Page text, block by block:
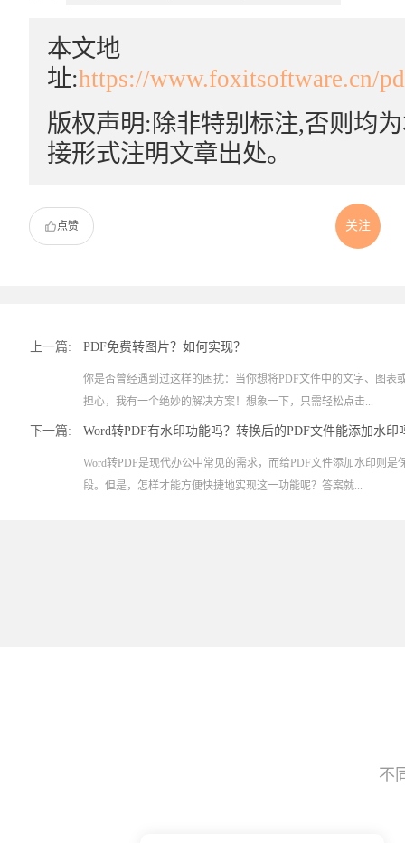
本文地
址:https://www.foxitsoftware.cn/
版权声明:除非特别标注,否则均
接形式注明文章出处。
点赞 关注
上一篇: PDF免费转图片？如何实现？
你是否曾经遇到过这样的困扰：当你想将PDF文件中的文字、图表
担心，我有一个绝妙的解决方案！想象一下，只需轻松点击...
下一篇: Word转PDF有水印功能吗？转换后的PDF文件能添加水印
Word转PDF是现代办公中常见的需求，而给PDF文件添加水印则是
段。但是，怎样才能方便快捷地实现这一功能呢？答案就...
不